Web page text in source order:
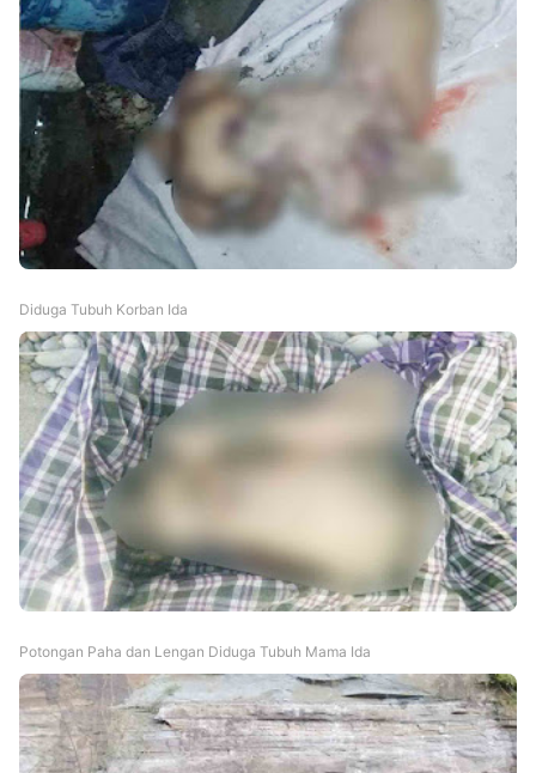
Diduga Tubuh Korban Ida
Potongan Paha dan Lengan Diduga Tubuh Mama Ida